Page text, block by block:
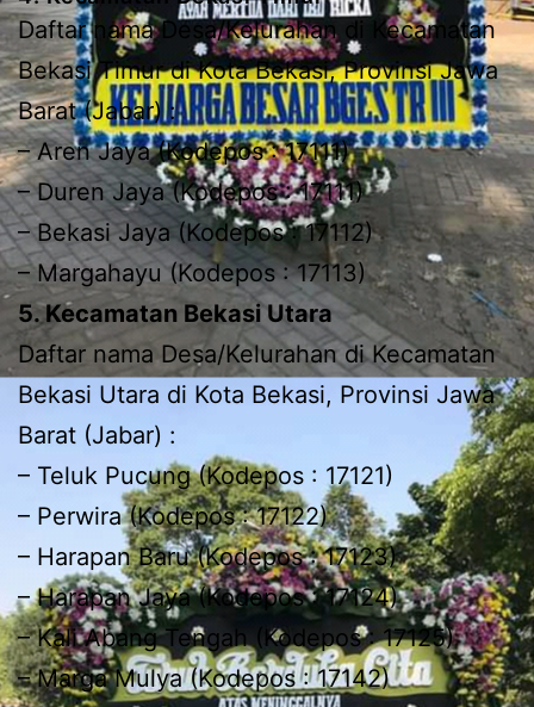
Daftar nama Desa/Kelurahan di Kecamatan
Bekasi Timur di Kota Bekasi, Provinsi Jawa
Barat (Jabar) :
– Aren Jaya (Kodepos : 17111)
– Duren Jaya (Kodepos : 17111)
– Bekasi Jaya (Kodepos : 17112)
– Margahayu (Kodepos : 17113)
5. Kecamatan Bekasi Utara
Daftar nama Desa/Kelurahan di Kecamatan
Bekasi Utara di Kota Bekasi, Provinsi Jawa
Barat (Jabar) :
– Teluk Pucung (Kodepos : 17121)
– Perwira (Kodepos : 17122)
– Harapan Baru (Kodepos : 17123)
– Harapan Jaya (Kodepos : 17124)
– Kali Abang Tengah (Kodepos : 17125)
– Marga Mulya (Kodepos : 17142)